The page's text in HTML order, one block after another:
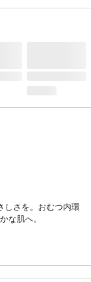
しさを。おむつ内環
な肌へ。